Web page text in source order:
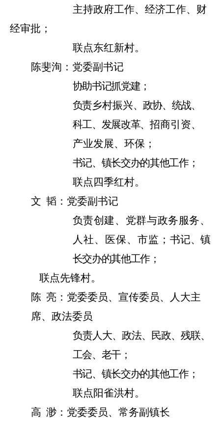
主持政府工作、经济工作、财
经审批；
联点东红新村。
陈斐洵：党委副书记
协助书记抓党建；
负责乡村振兴、政协、统战、
科工、发展改革、 招商引资、
产业发展、环保 ；
书记、镇长交办的其他工作；
联点四季红村。
文 韬：党委副书记
负责创建、 党群与政务服务、
人社、医保、市监； 书记、镇
长交办的其他工作；
联点先锋村。
陈 亮：党委委员、宣传委员、人大主
席、政法委员
负责人大、政法、民政、残联、
工会、老干；
书记、镇长交办的其他工作；
联点阳雀洪村。
高 渺：党委委员、常务副镇长